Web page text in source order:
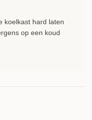
koelkast hard laten
op een koud